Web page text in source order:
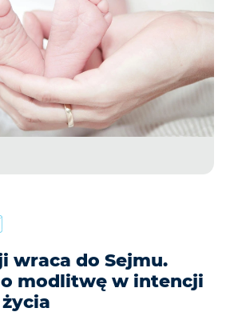
wraca do Sejmu.
o modlitwę w intencji